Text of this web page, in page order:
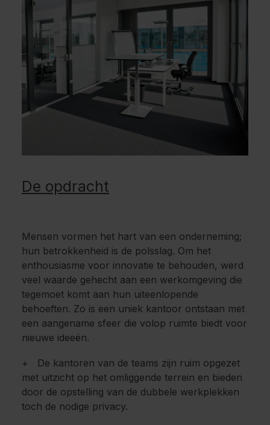
De opdracht
Mensen vormen het hart van een onderneming;
hun betrokkenheid is de polsslag. Om het
enthousiasme voor innovatie te behouden, werd
veel waarde gehecht aan een werkomgeving die
tegemoet komt aan hun uiteenlopende
behoeften. Zo is een uniek kantoor ontstaan met
een aangename sfeer die volop ruimte biedt voor
nieuwe ideeën.
+ De kantoren van de teams zijn ruim opgezet
met uitzicht op het omliggende terrein en bieden
door de opstelling van de dubbele werkplekken
toch de nodige privacy.